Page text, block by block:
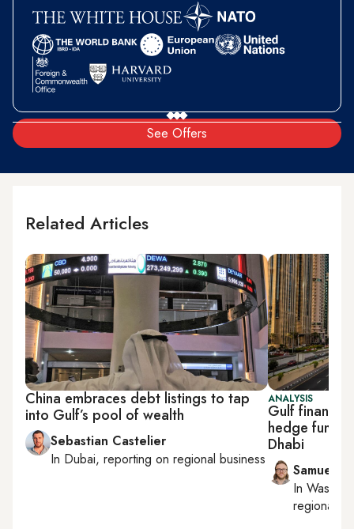
See Offers
Related Articles
China embraces debt listings to tap
into Gulf’s pool of wealth
Sebastian Castelier
In Dubai, reporting on regional business
ANALYSIS
Gulf finance
hedge funds
Dhabi
Samuel
In
regional